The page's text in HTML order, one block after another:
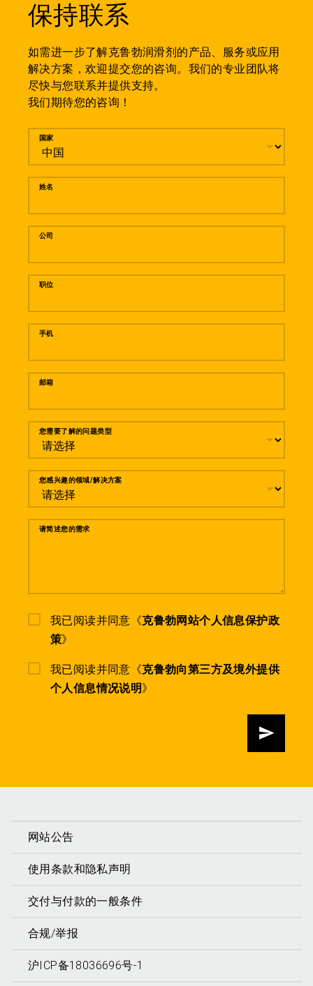
保持联系
如需进一步了解克鲁勃润滑剂的产品、服务或应用
解决方案，欢迎提交您的咨询。我们的专业团队将
尽快与您联系并提供支持。
我们期待您的咨询！
留言
国家
姓名
公司
职位
手机
邮箱
您需要了解的问题类型
您感兴趣的领域/解决方案
请简述您的需求
我已阅读并同意《克鲁勃网站个人信息保护政
策》
我已阅读并同意《克鲁勃向第三方及境外提供
个人信息情况说明》
发送
网站公告
使用条款和隐私声明
交付与付款的一般条件
合规/举报
沪ICP备18036696号-1